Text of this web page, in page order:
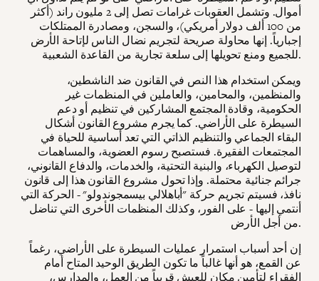
أموال. وتشمل العقوبات غرامات تصل إلى 2 مليون راند (أكثر
من 100 ألف دولار أمريكي)، والسجن، ومصادرة الممتلكات
إجبارياً. إنها محاولة صريحة لتجريم نضال الناس لإتاحة الأرض
للجميع ومنع تحويلها إلى سلعة تجارية من القاعدة الشعبية.
ويمكن استخدام هذا النص في القانون ضد الناشطين،
والمنظمين، والمحامين، والعاملين في المنظمات غير
الحكومية، وقادة المجتمع المشاركين في تنظيم أو دعم
السيطرة على الأراضي. كما يجرم مشروع القانون أشكال
البقاء الجماعي والتنظيم الذاتي التي تعد أساسية للحياة في
المجتمعات الفقيرة. فستصبح رسوم العضوية، والمساهمات
لتوصيل الكهرباء، والبنية التحتية، والخدمات، والدفاع القانوني،
جرائم جنائية محتملة. وإذا تحول مشروع القانون هذا إلى قانون
نافذ، فسيتم تجريم حركة "أباهلالي بيسمجوندولو" - الحركة التي
أنتمي إليها - على الفور، وكذلك المنظمات الأخرى التي تناضل
من أجل الأرض.
إن أحد أسباب استمرار عمليات السيطرة على الأراضي، رغماً
عن القمع، هو أنها غالباً ما تكون الطريق الوحيد المتاح أمام
الفقراء لتأمين مكان للعيش قريباً من العمل، والمدارس،